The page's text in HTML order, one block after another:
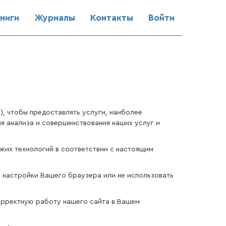
Журналы Контакты Войти
чтобы предоставлять услуги, наиболее
и совершенствования наших услуг и
технологий в соответствии с настоящим
Вашего браузера или не использовать
работу нашего сайта в Вашем